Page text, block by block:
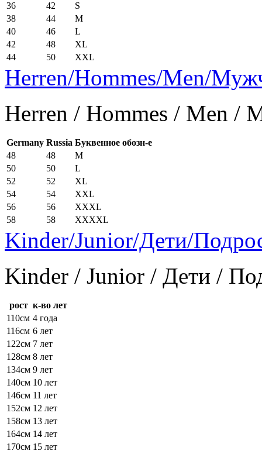
36
42
S
38
44
M
40
46
L
42
48
XL
44
50 XXL
Herren/Hommes/Men/
Herren / Hommes / Men /
Germany Russia Буквенное обозн-е
48
48
M
50
50
L
52
52
XL
54
54
XXL
56
56
XXXL
58
58 XXXXL
Kinder/Junior/Дети/
Kinder / Junior / Дети /
рост к-во лет
110см 4 года
116см 6 лет
122см 7 лет
128см 8 лет
134см 9 лет
140см 10 лет
146см 11 лет
152см 12 лет
158см 13 лет
164см 14 лет
170см 15 лет